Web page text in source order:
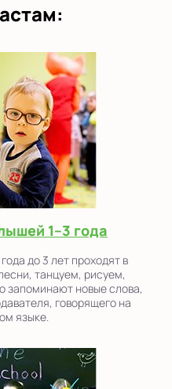
1–3 года
до 3 лет проходят в
танцуем, рисуем,
запоминают новые слова,
говорящего на
языке.